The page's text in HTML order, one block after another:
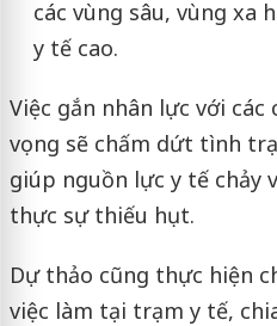
các vùng sâu, vùng xa
y tế cao.
Việc gắn nhân lực với
vọng sẽ chấm dứt tình
giúp nguồn lực y tế chảy
thực sự thiếu hụt.
Dự thảo cũng thực hiện
việc làm tại trạm y tế,